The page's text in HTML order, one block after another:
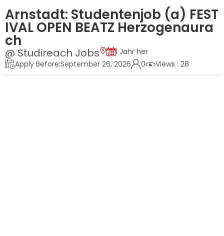
Arnstadt: Studentenjob (a) FEST
IVAL OPEN BEATZ Herzogenaura
ch
@ Studireach Jobs
1 Jahr her
Apply Before:September 26, 2026
0 Views : 28